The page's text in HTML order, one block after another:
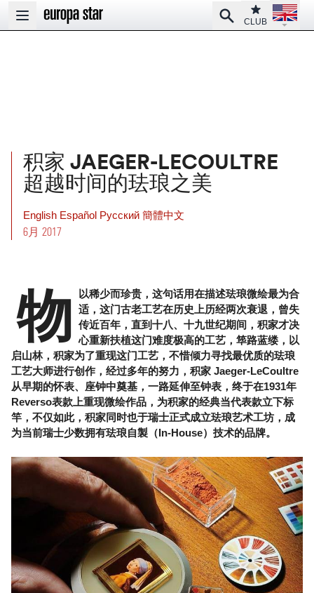
Open main menu
SearchClub
CLUB
Open
积家 JAEGER-LECOULTRE
超越时间的珐琅之美
English Español Pусский 簡體中文
6月 2017
物
以稀少而珍贵，这句话用在描述珐琅微绘最为合
适，这门古老工艺在历史上历经两次衰退，曾失
传近百年，直到十八、十九世纪期间，积家才决
心重新扶植这门难度极高的工艺，筚路蓝缕，以
启山林，积家为了重现这门工艺，不惜倾力寻找最优质的珐琅
工艺大师进行创作，经过多年的努力，积家 Jaeger-LeCoultre
从早期的怀表、座钟中奠基，一路延伸至钟表，终于在1931年
Reverso表款上重现微绘作品，为积家的经典当代表款立下标
竿，不仅如此，积家同时也于瑞士正式成立珐琅艺术工坊，成
为当前瑞士少数拥有珐琅自製（In-House）技术的品牌。